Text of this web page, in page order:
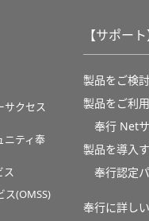
サクセス
ニティ奉
ス
ス(OMSS)
【サポート
製品をご検
製品をご利
奉行 Net
製品を導入
奉行認定
奉行に詳し